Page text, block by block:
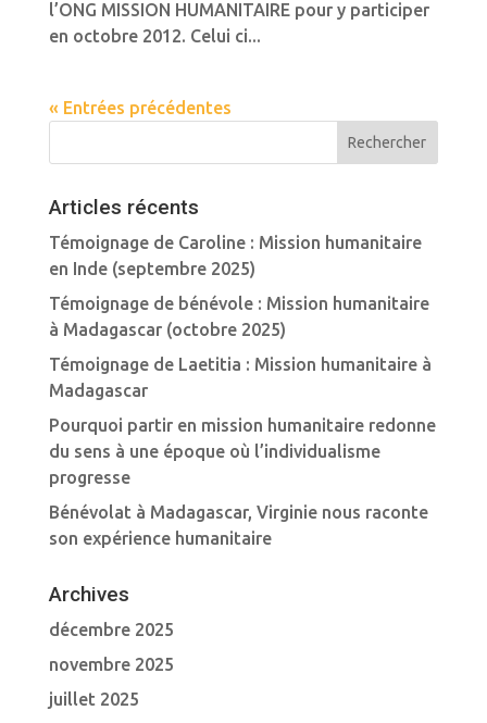
l’ONG MISSION HUMANITAIRE pour y participer
en octobre 2012. Celui ci...
« Entrées précédentes
Articles récents
Témoignage de Caroline : Mission humanitaire
en Inde (septembre 2025)
Témoignage de bénévole : Mission humanitaire
à Madagascar (octobre 2025)
Témoignage de Laetitia : Mission humanitaire à
Madagascar
Pourquoi partir en mission humanitaire redonne
du sens à une époque où l’individualisme
progresse
Bénévolat à Madagascar, Virginie nous raconte
son expérience humanitaire
Archives
décembre 2025
novembre 2025
juillet 2025